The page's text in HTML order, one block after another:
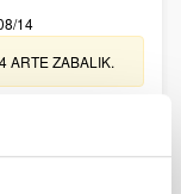
14
ARTE ZABALIK.
Bibliografikoak